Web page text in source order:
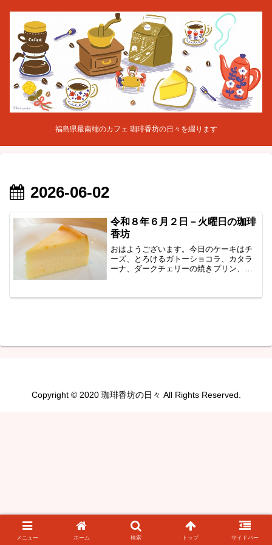
福島県最南端のカフェ 珈琲香坊の日々を綴ります
2026-06-02
令和８年６月２日－火曜日の珈琲
香坊
おはようございます。今日のケーキはチ
ーズ、とろけるガトーショコラ、カタラ
ーナ、ダークチェリーの焼きプリン、あ
最高気温は１７℃の予報です。明日は強
Copyright © 2020 珈琲香坊の日々 All Rights Reserved.
メニュー ホーム 検索 トップ サイドバー